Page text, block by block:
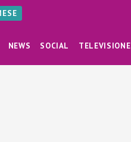
NEWS SOCIAL TELEVISIONE